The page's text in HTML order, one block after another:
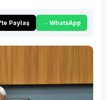
Paylaş WhatsApp